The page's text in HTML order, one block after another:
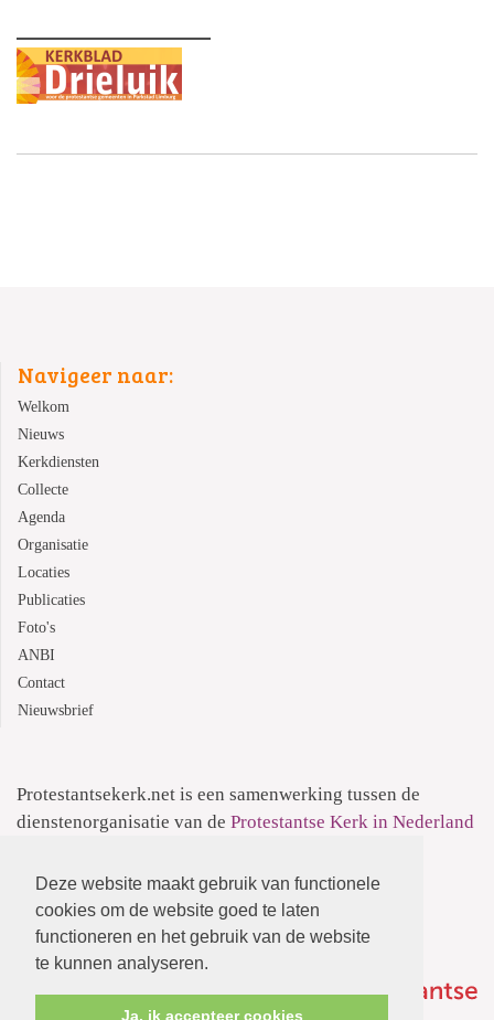
Deze website maakt gebruik van functionele
cookies om de website goed te laten
functioneren en het gebruik van de website
te kunnen analyseren.
Ja, ik accepteer cookies
Navigeer naar:
Welkom
Nieuws
Kerkdiensten
Collecte
Agenda
Organisatie
Locaties
Publicaties
Foto's
ANBI
Contact
Nieuwsbrief
Protestantsekerk.net is een samenwerking tussen de
dienstenorganisatie van de Protestantse Kerk in Nederland
Informatie over dePrivacyverklaring